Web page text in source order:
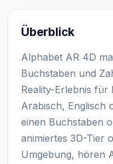
Überblick
Alphabet AR 4D
Buchstaben und
Reality-Erlebnis für
Arabisch, Englisch
einen Buchstaben
animiertes 3D-Tier
Umgebung, hören